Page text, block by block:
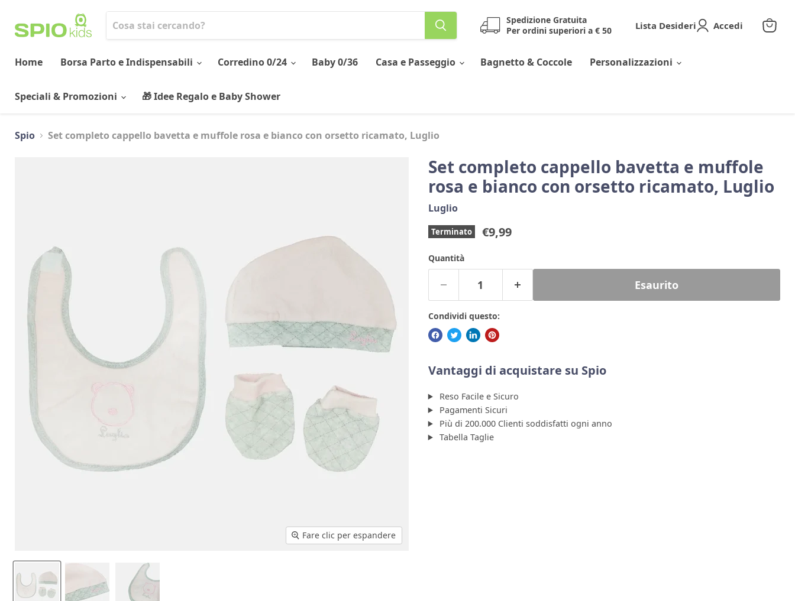
Spedizione Gratuita
Per ordini superiori a € 50
Lista Desideri Accedi
Home Borsa Parto e Indispensabili Corredino 0/24 Baby 0/36 Casa e Passeggio Bagnetto & Coccole Personalizzazioni
Speciali & Promozioni 🎁 Idee Regalo e Baby Shower
Spio Set completo cappello bavetta e muffole rosa e bianco con orsetto ricamato, Luglio
Fare clic per espandere
Set completo cappello bavetta e muffole
rosa e bianco con orsetto ricamato, Luglio
Luglio
Terminato Prezzo corrente
€9,99
Quantità
Esaurito
Condividi questo:
Vantaggi di acquistare su Spio
Reso Facile e Sicuro
Pagamenti Sicuri
Più di 200.000 Clienti soddisfatti ogni anno
Tabella Taglie